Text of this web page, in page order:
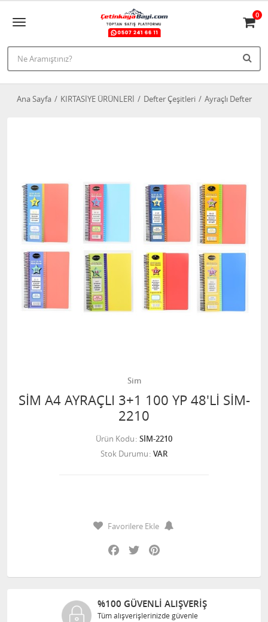
0
Ana Sayfa KIRTASİYE ÜRÜNLERİ Defter Çeşitleri Ayraçlı Defter
Sim
SİM A4 AYRAÇLI 3+1 100 YP 48'Lİ SİM-
2210
Ürün Kodu SİM-2210
Stok Durumu VAR
Favorilere Ekle
Facebook
Twitter
%100 GÜVENLİ ALIŞVERİŞ
Tüm alışverişlerinizde güvenle